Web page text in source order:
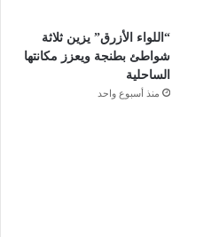
“اللواء الأزرق” يزين ثلاثة
شواطئ بطنجة ويعزز مكانتها
الساحلية
منذ أسبوع واحد